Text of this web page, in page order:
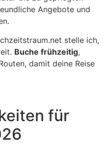
Angebote und
stelle ich,
Buche frühzeitig,
damit deine Reise
für